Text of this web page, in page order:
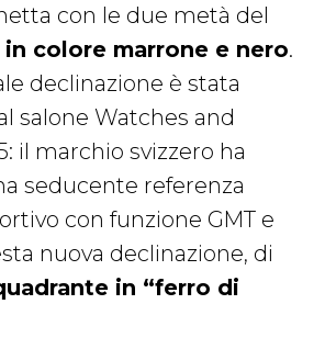
con le due metà del
in colore marrone e nero.
declinazione è stata
salone Watches and
il marchio svizzero ha
seducente referenza
con funzione GMT e
nuova declinazione, di
in “ferro di